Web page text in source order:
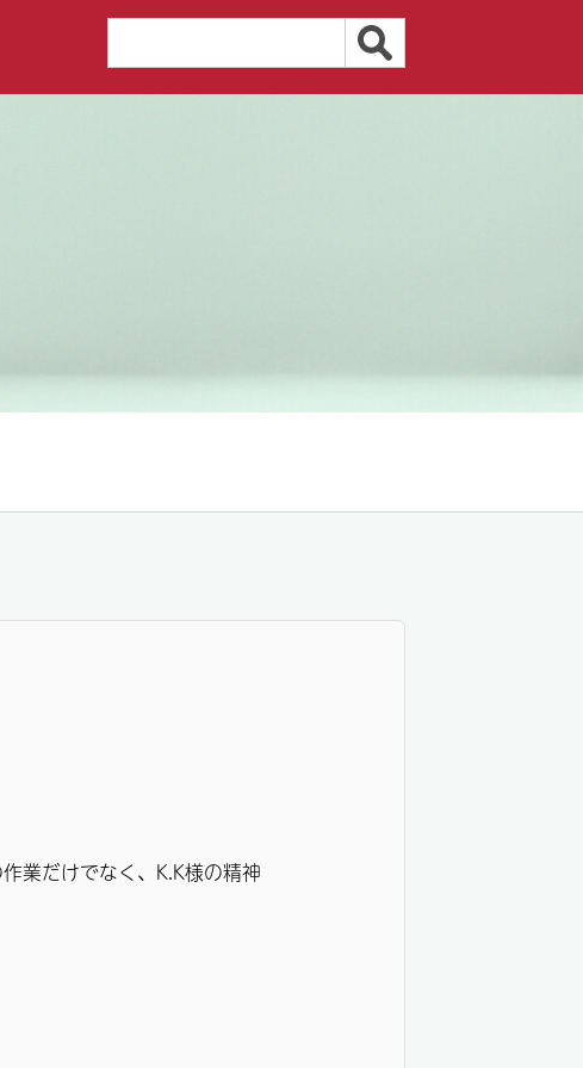
業だけでなく、K.K様の精神